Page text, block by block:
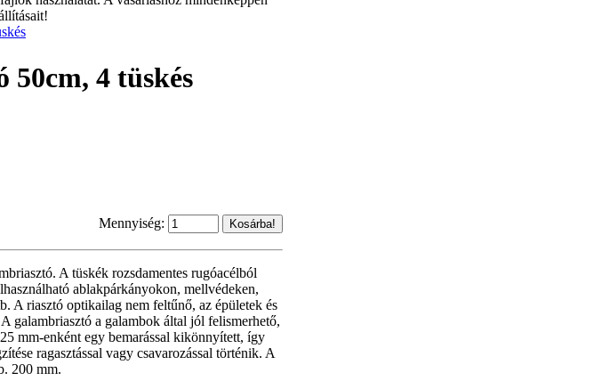
50cm, 4 tüskés
Mennyiség:
A tüskék rozsdamentes rugóacélból
ablakpárkányokon, mellvédeken,
A riasztó optikailag nem feltűnő, az épületek és
galambriasztó a galambok által jól felismerhető,
mm-enként egy bemarással kikönnyített, így
ragasztással vagy csavarozással történik. A
200 mm.